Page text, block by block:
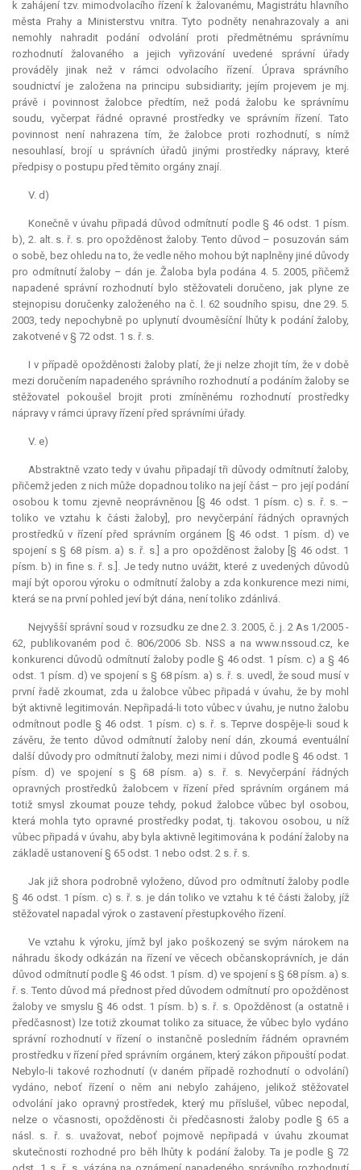
k zahájení tzv. mimodvolacího řízení k žalovanému, Magistrátu hlavního
města Prahy a Ministerstvu vnitra. Tyto podněty nenahrazovaly a ani
nemohly nahradit podání odvolání proti předmětnému správnímu
rozhodnutí žalovaného a jejich vyřizování uvedené správní úřady
prováděly jinak než v rámci odvolacího řízení. Úprava správního
soudnictví je založena na principu subsidiarity; jejím projevem je mj.
právě i povinnost žalobce předtím, než podá žalobu ke správnímu
soudu, vyčerpat řádné opravné prostředky ve správním řízení. Tato
povinnost není nahrazena tím, že žalobce proti rozhodnutí, s nímž
nesouhlasí, brojí u správních úřadů jinými prostředky nápravy, které
předpisy o postupu před těmito orgány znají.
V. d)
Konečně v úvahu připadá důvod odmítnutí podle § 46 odst. 1 písm.
b), 2. alt. s. ř. s. pro opožděnost žaloby. Tento důvod – posuzován sám
o sobě, bez ohledu na to, že vedle něho mohou být naplněny jiné důvody
pro odmítnutí žaloby – dán je. Žaloba byla podána 4. 5. 2005, přičemž
napadené správní rozhodnutí bylo stěžovateli doručeno, jak plyne ze
stejnopisu doručenky založeného na č. l. 62 soudního spisu, dne 29. 5.
2003, tedy nepochybně po uplynutí dvouměsíční lhůty k podání žaloby,
zakotvené v § 72 odst. 1 s. ř. s.
I v případě opožděnosti žaloby platí, že ji nelze zhojit tím, že v době
mezi doručením napadeného správního rozhodnutí a podáním žaloby se
stěžovatel pokoušel brojit proti zmíněnému rozhodnutí prostředky
nápravy v rámci úpravy řízení před správními úřady.
V. e)
Abstraktně vzato tedy v úvahu připadají tři důvody odmítnutí žaloby,
přičemž jeden z nich může dopadnou toliko na její část – pro její podání
osobou k tomu zjevně neoprávněnou [§ 46 odst. 1 písm. c) s. ř. s. –
toliko ve vztahu k části žaloby], pro nevyčerpání řádných opravných
prostředků v řízení před správním orgánem [§ 46 odst. 1 písm. d) ve
spojení s § 68 písm. a) s. ř. s.] a pro opožděnost žaloby [§ 46 odst. 1
písm. b)in fines. ř. s.]. Je tedy nutno uvážit, které z uvedených důvodů
mají být oporou výroku o odmítnutí žaloby a zda konkurence mezi nimi,
která se na první pohled jeví být dána, není toliko zdánlivá.
Nejvyšší správní soud v rozsudku ze dne 2. 3. 2005, č. j. 2 As 1/2005 -
62, publikovaném pod č. 806/2006 Sb. NSS a na www.nssoud.cz, ke
konkurenci důvodů odmítnutí žaloby podle § 46 odst. 1 písm. c) a § 46
odst. 1 písm. d) ve spojení s § 68 písm. a) s. ř. s. uvedl, že soud musí v
první řadě zkoumat, zda u žalobce vůbec připadá v úvahu, že by mohl
být aktivně legitimován. Nepřipadá-li toto vůbec v úvahu, je nutno žalobu
odmítnout podle § 46 odst. 1 písm. c) s. ř. s. Teprve dospěje-li soud k
závěru, že tento důvod odmítnutí žaloby není dán, zkoumá eventuální
další důvody pro odmítnutí žaloby, mezi nimi i důvod podle § 46 odst. 1
písm. d) ve spojení s § 68 písm. a) s. ř. s. Nevyčerpání řádných
opravných prostředků žalobcem v řízení před správním orgánem má
totiž smysl zkoumat pouze tehdy, pokud žalobce vůbec byl osobou,
která mohla tyto opravné prostředky podat, tj. takovou osobou, u níž
vůbec připadá v úvahu, aby byla aktivně legitimována k podání žaloby na
základě ustanovení § 65 odst. 1 nebo odst. 2 s. ř. s.
Jak již shora podrobně vyloženo, důvod pro odmítnutí žaloby podle
§ 46 odst. 1 písm. c) s. ř. s. je dán toliko ve vztahu k té části žaloby, jíž
stěžovatel napadal výrok o zastavení přestupkového řízení.
Ve vztahu k výroku, jímž byl jako poškozený se svým nárokem na
náhradu škody odkázán na řízení ve věcech občanskoprávních, je dán
důvod odmítnutí podle § 46 odst. 1 písm. d) ve spojení s § 68 písm. a) s.
ř. s. Tento důvod má přednost před důvodem odmítnutí pro opožděnost
žaloby ve smyslu § 46 odst. 1 písm. b) s. ř. s. Opožděnost (a ostatně i
předčasnost) lze totiž zkoumat toliko za situace, že vůbec bylo vydáno
správní rozhodnutí v řízení o instančně posledním řádném opravném
prostředku v řízení před správním orgánem, který zákon připouští podat.
Nebylo-li takové rozhodnutí (v daném případě rozhodnutí o odvolání)
vydáno, neboť řízení o něm ani nebylo zahájeno, jelikož stěžovatel
odvolání jako opravný prostředek, který mu příslušel, vůbec nepodal,
nelze o včasnosti, opožděnosti či předčasnosti žaloby podle § 65 a
násl. s. ř. s. uvažovat, neboť pojmově nepřipadá v úvahu zkoumat
skutečnosti rozhodné pro běh lhůty k podání žaloby. Ta je podle § 72